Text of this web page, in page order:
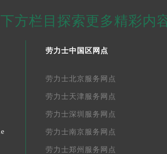
方栏目探索更多精彩内
劳力士中国区网点
劳力士北京服务网点
劳力士天津服务网点
劳力士深圳服务网点
劳力士南京服务网点
劳力士郑州服务网点